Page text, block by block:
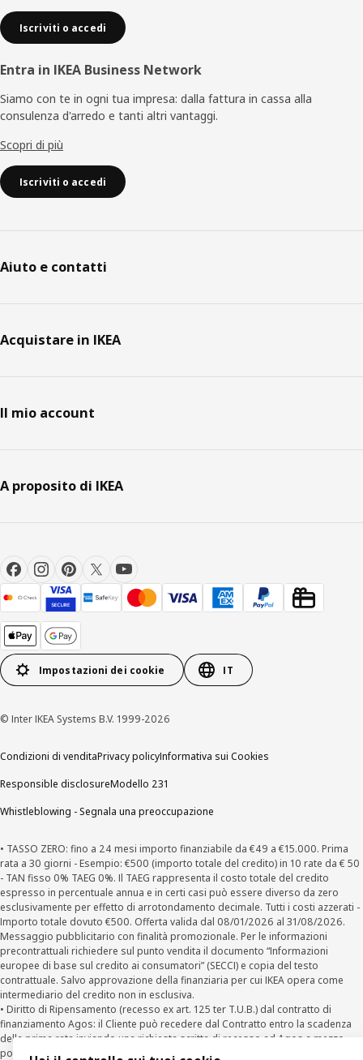
Iscriviti o accedi
Entra in IKEA Business Network
Siamo con te in ogni tua impresa: dalla fattura in cassa alla
consulenza d'arredo e tanti altri vantaggi.
Scopri di più
Iscriviti o accedi
Aiuto e contatti
Acquistare in IKEA
Il mio account
A proposito di IKEA
Impostazioni dei cookie IT
© Inter IKEA Systems B.V. 1999-2026
Condizioni di venditaPrivacy policyInformativa sui Cookies
Responsible disclosureModello 231
Whistleblowing - Segnala una preoccupazione
• TASSO ZERO: fino a 24 mesi importo finanziabile da €49 a €15.000. Prima
rata a 30 giorni - Esempio: €500 (importo totale del credito) in 10 rate da € 50
- TAN fisso 0% TAEG 0%. Il TAEG rappresenta il costo totale del credito
espresso in percentuale annua e in certi casi può essere diverso da zero
esclusivamente per effetto di arrotondamento decimale. Tutti i costi azzerati -
Importo totale dovuto €500. Offerta valida dal 08/01/2026 al 31/08/2026.
Messaggio pubblicitario con finalità promozionale. Per le informazioni
precontrattuali richiedere sul punto vendita il documento “Informazioni
europee di base sul credito ai consumatori” (SECCI) e copia del testo
contrattuale. Salvo approvazione della finanziaria per cui IKEA opera come
intermediario del credito non in esclusiva.
• Diritto di Ripensamento (recesso ex art. 125 ter T.U.B.) dal contratto di
finanziamento Agos: il Cliente può recedere dal Contratto entro la scadenza
della prima rata inviando una richiesta scritta di recesso ad Agos a mezzo
posta elettronica (
clienti@agos.it ), pec ( info@pec.agosducato.it